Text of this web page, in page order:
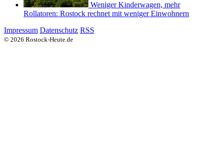
Weniger Kinderwagen, mehr
Rollatoren: Rostock rechnet mit weniger Einwohnern
Impressum Datenschutz RSS
© 2026 Rostock-Heute.de